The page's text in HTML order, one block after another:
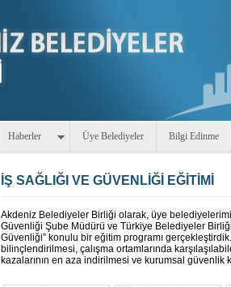
Haberler Üye Belediyeler Bilgi Edinme
İŞ SAĞLIĞI VE GÜVENLİĞİ EĞİTİMİ
Akdeniz Belediyeler Birliği olarak, üye
Güvenliği Şube Müdürü ve Türkiye Belediyeler Birliği
Güvenliği” konulu bir eğitim programı
bilinçlendirilmesi, çalışma ortamlarında
kazalarının en aza indirilmesi ve kurumsal